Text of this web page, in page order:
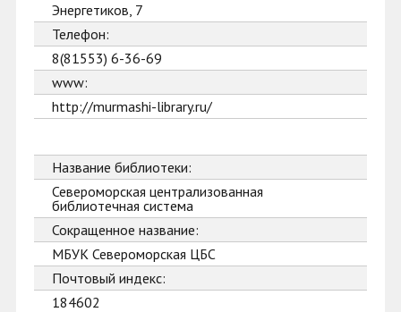
Энергетиков, 7
Телефон:
8(81553) 6-36-69
www:
http://murmashi-library.ru/
Название библиотеки:
Североморская централизованная
библиотечная система
Сокращенное название:
МБУК Североморская ЦБС
Почтовый индекс:
184602